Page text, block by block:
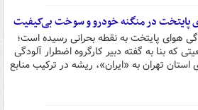
پایتخت در منگنه خودرو و سوخت بی‌کیفیت
هوای پایتخت به نقطه‌ بحرانی رسیده است؛
که بنا به گفته دبیر کارگروه اضطرار آلودگی
استان تهران به «ایران»، ریشه در ترکیب منابع